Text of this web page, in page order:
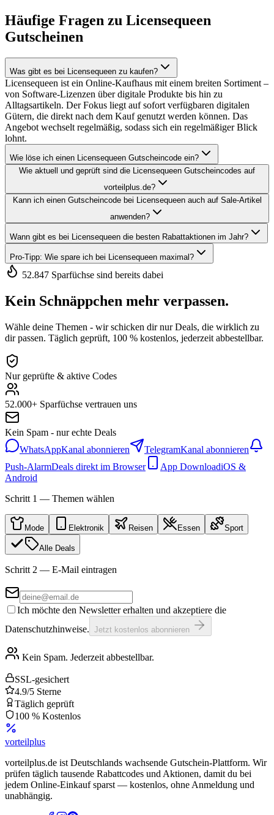
Häufige Fragen zu Licensequeen
Gutscheinen
Was gibt es bei Licensequeen zu kaufen?
Licensequeen ist ein Online-Kaufhaus mit einem breiten Sortiment –
von Software-Lizenzen über digitale Produkte bis hin zu
Alltagsartikeln. Der Fokus liegt auf sofort verfügbaren digitalen
Gütern, die direkt nach dem Kauf genutzt werden können. Das
Angebot wechselt regelmäßig, sodass sich ein regelmäßiger Blick
lohnt.
Wie löse ich einen Licensequeen Gutscheincode ein?
Wie aktuell und geprüft sind die Licensequeen Gutscheincodes auf
vorteilplus.de?
Kann ich einen Gutscheincode bei Licensequeen auch auf Sale-Artikel
anwenden?
Wann gibt es bei Licensequeen die besten Rabattaktionen im Jahr?
Pro-Tipp: Wie spare ich bei Licensequeen maximal?
52.847 Sparfüchse sind bereits dabei
Kein Schnäppchen mehr verpassen.
Wähle deine Themen - wir schicken dir nur Deals, die wirklich zu
dir passen. Täglich geprüft, 100 % kostenlos, jederzeit abbestellbar.
Nur geprüfte & aktive Codes
52.000+ Sparfüchse vertrauen uns
Kein Spam - nur echte Deals
WhatsAppKanal abonnieren TelegramKanal abonnieren
Push-AlarmDeals direkt im Browser App DownloadiOS &
Android
Schritt 1 — Themen wählen
Mode Elektronik Reisen Essen Sport
Alle Deals
Schritt 2 — E-Mail eintragen
Ich möchte den Newsletter erhalten und akzeptiere die
Datenschutzhinweise. Jetzt kostenlos abonnieren
Kein Spam. Jederzeit abbestellbar.
SSL-gesichert
4.9/5 Sterne
Täglich geprüft
100 % Kostenlos
vorteilplus
vorteilplus.de ist Deutschlands wachsende Gutschein-Plattform. Wir
prüfen täglich tausende Rabattcodes und Aktionen, damit du bei
jedem Online-Einkauf sparst — kostenlos, ohne Anmeldung und
unabhängig.